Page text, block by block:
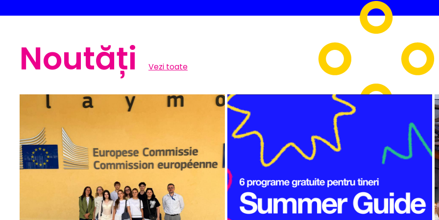
Noutăți Vezi toate